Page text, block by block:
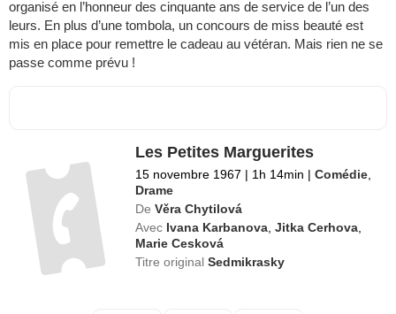
organisé en l’honneur des cinquante ans de service de l’un des
leurs. En plus d’une tombola, un concours de miss beauté est
mis en place pour remettre le cadeau au vétéran. Mais rien ne se
passe comme prévu !
Les Petites Marguerites
15 novembre 1967 | 1h 14min | Comédie
Drame
De Věra Chytilová
Avec Ivana Karbanova ,Jitka Cerhova
Marie Cesková
Titre originalSedmikrasky